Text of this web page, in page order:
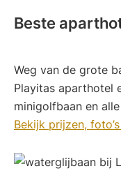
Beste
Weg van de grote
Playitas aparthotel
minigolfbaan en
Bekijk prijzen,